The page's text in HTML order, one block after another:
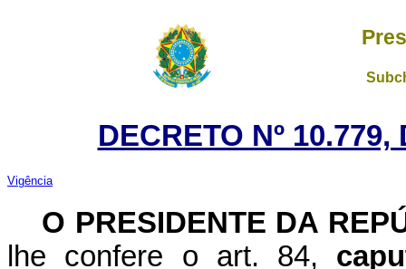
DECRETO Nº
Vigência
O PRESIDENTE DA
lhe confere o art. 84,